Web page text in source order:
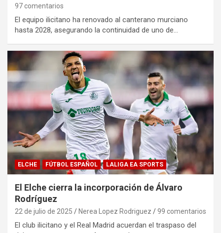
97 comentarios
El equipo ilicitano ha renovado al canterano murciano
hasta 2028, asegurando la continuidad de uno de…
ELCHE FÚTBOL ESPAÑOL LALIGA EA SPORTS
El Elche cierra la incorporación de Álvaro
Rodríguez
22 de julio de 2025 Nerea Lopez Rodriguez 99 comentarios
El club ilicitano y el Real Madrid acuerdan el traspaso del